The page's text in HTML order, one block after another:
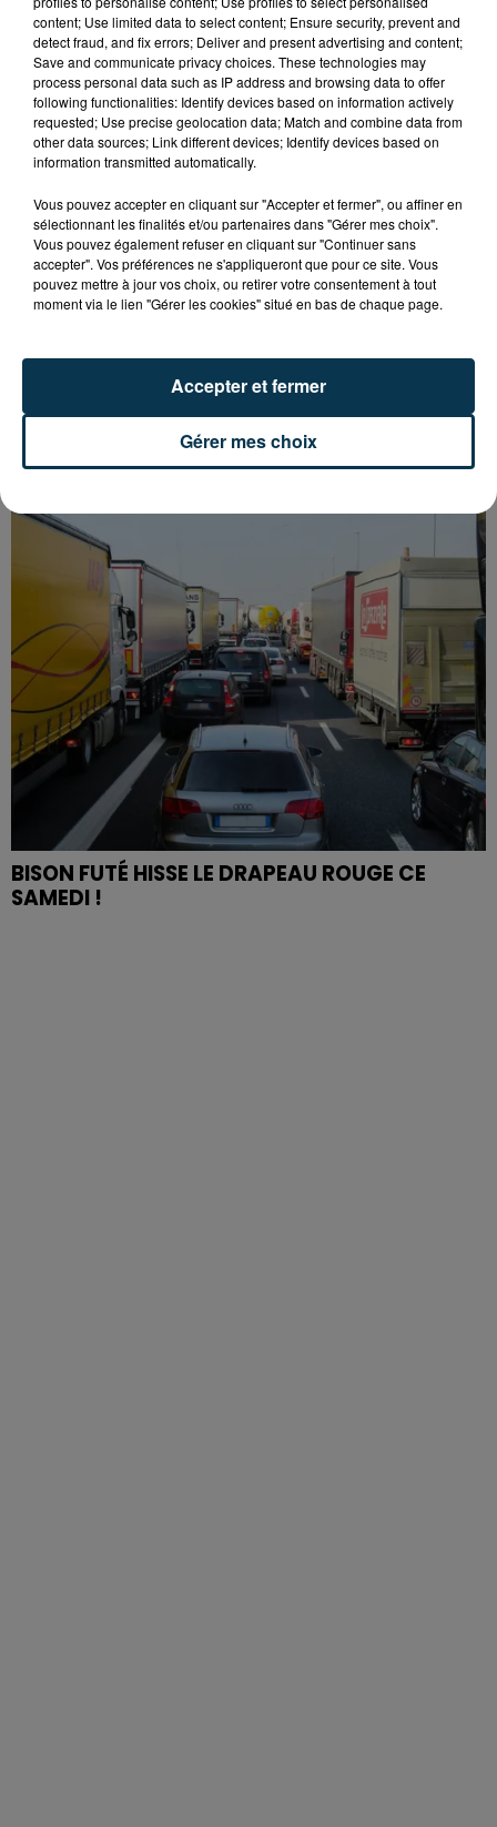
CYANOBACTÉRIES : LE PRÉFÊT PREND UN
ARRÊTÉ POUR LES ACTIVITÉS DE...
L’ASSE RÉDUIT FACE À SOCHAUX, UNE
PREMIÈRE VICTOIRE POUR NOS VERTS ?
BISON FUTÉ HISSE LE DRAPEAU ROUGE CE
SAMEDI !
content; Use limited data to select content; Ensure security, prevent and
detect fraud, and fix errors; Deliver and present advertising and content;
Save and communicate privacy choices. These technologies may
process personal data such as IP address and browsing data to offer
following functionalities: Identify devices based on information actively
requested; Use precise geolocation data; Match and combine data from
other data sources; Link different devices; Identify devices based on
information transmitted automatically.
Vous pouvez accepter en cliquant sur "Accepter et fermer", ou affiner en
sélectionnant les finalités et/ou partenaires dans "Gérer mes choix".
Vous pouvez également refuser en cliquant sur "Continuer sans
accepter". Vos préférences ne s'appliqueront que pour ce site. Vous
pouvez mettre à jour vos choix, ou retirer votre consentement à tout
moment via le lien "Gérer les cookies" situé en bas de chaque page.
Gérer mes choix
Accepter et fermer